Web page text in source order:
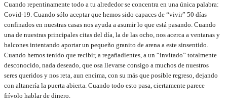
Cuando repentinamente todo a tu alrededor se concentra en una única palabra:
Covid-19. Cuando sólo aceptar que hemos sido capaces de “vivir” 50 días
confinados en nuestras casas nos ayuda a asumir lo que está pasando. Cuando
una de nuestras principales citas del día, la de las ocho, nos acerca a ventanas y
balcones intentando aportar un pequeño granito de arena a este sinsentido.
Cuando hemos tenido que recibir, a regañadientes, a un “invitado” totalmente
desconocido, nada deseado, que osa llevarse consigo a muchos de nuestros
seres queridos y nos reta, aun encima, con su más que posible regreso, dejando
con altanería la puerta abierta. Cuando todo esto pasa, ciertamente parece
frívolo hablar de dinero.